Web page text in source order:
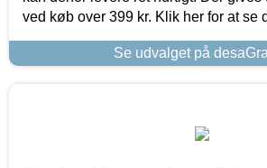
ved køb over 399 kr. Klik her for at se
Se udvalget på